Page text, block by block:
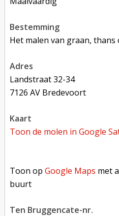
bestemming
Het malen van graan,
adres
Landstraat 32-34
7126 AV Bredevoort
kaart
Toon de molen inGoogle
Toon opGoogle Maps met
buurt
Ten Bruggencate-nr.